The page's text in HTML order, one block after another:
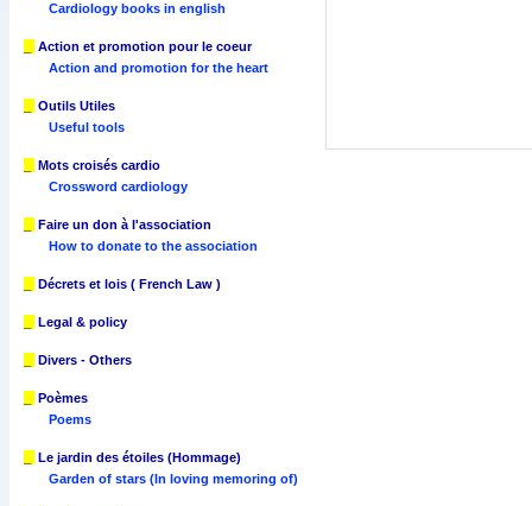
Cardiology books in english
Action et promotion pour le coeur
Action and promotion for the heart
Outils Utiles
Useful tools
Mots croisés cardio
Crossword cardiology
Faire un don à l'association
How to donate to the association
Décrets et lois ( French Law )
Legal & policy
Divers - Others
Poèmes
Poems
Le jardin des étoiles (Hommage)
Garden of stars (In loving memoring of)